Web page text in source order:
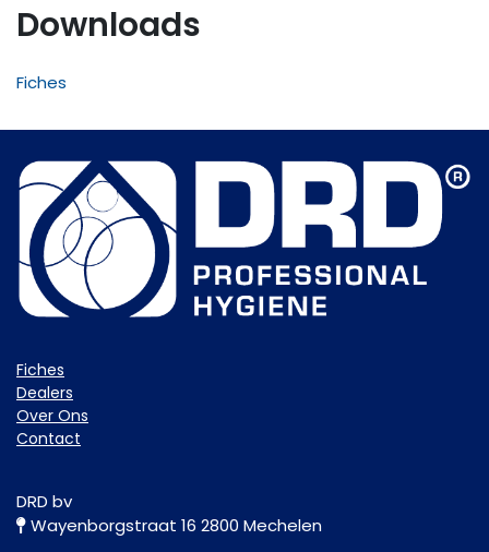
Downloads
Fiches
Fiche​s
Dealers
Over Ons
Contact
DRD bv
Wayenborgstraat 16 2800 Mechelen